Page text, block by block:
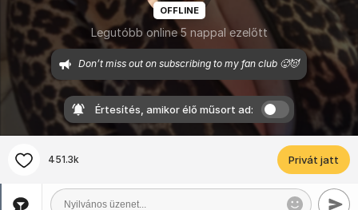
OFFLINE
Legutóbb online 5 nappal ezelőtt
Don’t miss out on subscribing to my fan club 🥵😈
Értesítés, amikor élő műsort ad:
451.3k Privát jatt